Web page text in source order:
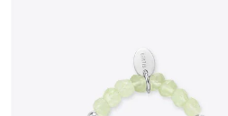
在庫ありのみ